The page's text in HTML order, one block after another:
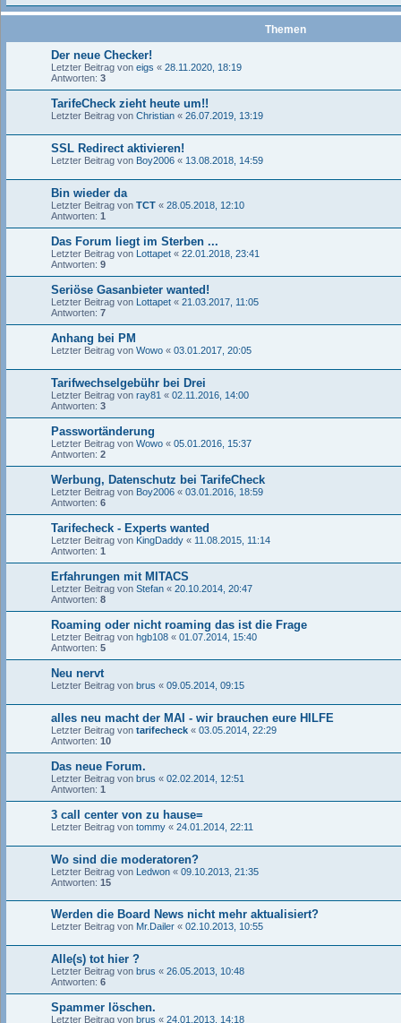
Themen
Der neue Checker!
Letzter Beitrag von eigs « 28.11.2020, 18:19
Antworten: 3
TarifeCheck zieht heute um!!
Letzter Beitrag von Christian « 26.07.2019, 13:19
SSL Redirect aktivieren!
Letzter Beitrag von Boy2006 « 13.08.2018, 14:59
Bin wieder da
Letzter Beitrag von TCT « 28.05.2018, 12:10
Antworten: 1
Das Forum liegt im Sterben ...
Letzter Beitrag von Lottapet « 22.01.2018, 23:41
Antworten: 9
Seriöse Gasanbieter wanted!
Letzter Beitrag von Lottapet « 21.03.2017, 11:05
Antworten: 7
Anhang bei PM
Letzter Beitrag von Wowo « 03.01.2017, 20:05
Tarifwechselgebühr bei Drei
Letzter Beitrag von ray81 « 02.11.2016, 14:00
Antworten: 3
Passwortänderung
Letzter Beitrag von Wowo « 05.01.2016, 15:37
Antworten: 2
Werbung, Datenschutz bei TarifeCheck
Letzter Beitrag von Boy2006 « 03.01.2016, 18:59
Antworten: 6
Tarifecheck - Experts wanted
Letzter Beitrag von KingDaddy « 11.08.2015, 11:14
Antworten: 1
Erfahrungen mit MITACS
Letzter Beitrag von Stefan « 20.10.2014, 20:47
Antworten: 8
Roaming oder nicht roaming das ist die Frage
Letzter Beitrag von hgb108 « 01.07.2014, 15:40
Antworten: 5
Neu nervt
Letzter Beitrag von brus « 09.05.2014, 09:15
alles neu macht der MAI - wir brauchen eure HILFE
Letzter Beitrag von tarifecheck « 03.05.2014, 22:29
Antworten: 10
Das neue Forum.
Letzter Beitrag von brus « 02.02.2014, 12:51
Antworten: 1
3 call center von zu hause=
Letzter Beitrag von tommy « 24.01.2014, 22:11
Wo sind die moderatoren?
Letzter Beitrag von Ledwon « 09.10.2013, 21:35
Antworten: 15
Werden die Board News nicht mehr aktualisiert?
Letzter Beitrag von Mr.Dailer « 02.10.2013, 10:55
Alle(s) tot hier ?
Letzter Beitrag von brus « 26.05.2013, 10:48
Antworten: 6
Spammer löschen.
Letzter Beitrag von brus « 24.01.2013, 14:18